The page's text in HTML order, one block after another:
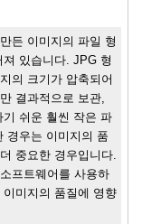
든 이미지의 파일 형
있습니다. JPG 형
의 크기가 압축되어
결과적으로 보관,
쉬운 훨씬 작은 파
경우는 이미지의 품
중요한 경우입니다.
프트웨어를 사용하
미지의 품질에 영향